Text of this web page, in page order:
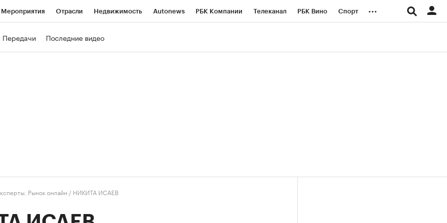
Мероприятия Отрасли Недвижимость Autonews РБК Компании Телеканал РБК Вино Спорт ...
Передачи Последние видео
Рынок онлайн / НИКИТА ИСАЕВ